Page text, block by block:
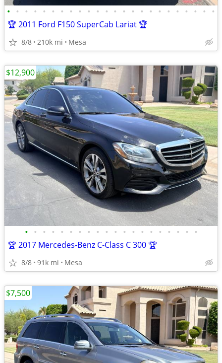
• • • • • • • • • • • • • • • • • • • • • • • •
🏆 2011 Ford F150 SuperCab Lariat 🏆
8/8 210k mi Mesa
• • • • • • • • • • • • • • • • • • • •
🏆 2017 Mercedes-Benz C-Class C 300 🏆
8/8 91k mi Mesa
$12,900
$7,500